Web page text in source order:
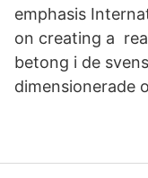
emphasis
on creating a
betong i de
dimensionerade